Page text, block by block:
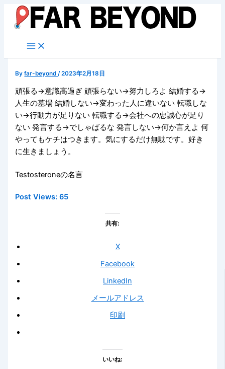
キ
Byfar-beyond/2023年2月18日
頑張る→意識高過ぎ 頑張らない→努力しろよ 結婚する→
人生の墓場 結婚しない→変わった人に違いない 転職しな
い→行動力が足りない 転職する→会社への忠誠心が足り
ない 発言する→でしゃばるな 発言しない→何か言えよ 何
やってもケチはつきます。気にするだけ無駄です。好き
に生きましょう。
Testosteroneの名言
Post Views: 65
共有:
X
Facebook
LinkedIn
メールアドレス
印刷
いいね: